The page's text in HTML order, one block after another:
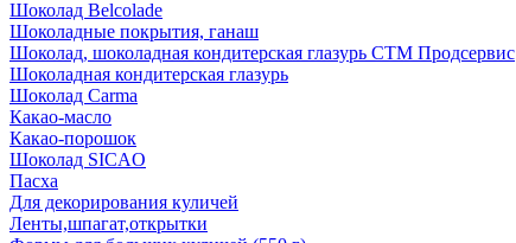
Шоколад Belcolade
Шоколадные покрытия, ганаш
Шоколад, шоколадная кондитерская глазурь СТМ Продсервис
Шоколадная кондитерская глазурь
Шоколад Carma
Какао-масло
Какао-порошок
Шоколад SICAO
Пасха
Для декорирования куличей
Ленты,шпагат,открытки